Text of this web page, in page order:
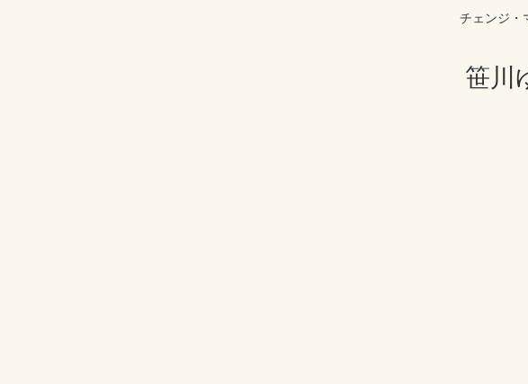
チェンジ
笹川